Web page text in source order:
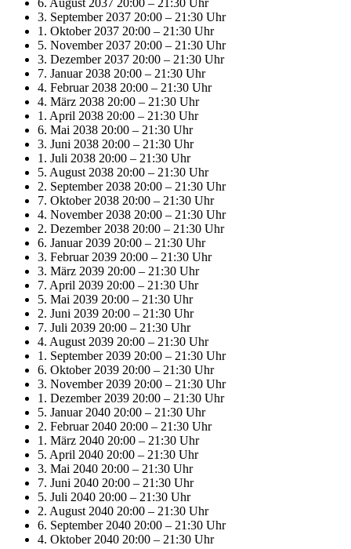
3. September 2037 20:00 – 21:30 Uhr
1. Oktober 2037 20:00 – 21:30 Uhr
5. November 2037 20:00 – 21:30 Uhr
3. Dezember 2037 20:00 – 21:30 Uhr
7. Januar 2038 20:00 – 21:30 Uhr
4. Februar 2038 20:00 – 21:30 Uhr
4. März 2038 20:00 – 21:30 Uhr
1. April 2038 20:00 – 21:30 Uhr
6. Mai 2038 20:00 – 21:30 Uhr
3. Juni 2038 20:00 – 21:30 Uhr
1. Juli 2038 20:00 – 21:30 Uhr
5. August 2038 20:00 – 21:30 Uhr
2. September 2038 20:00 – 21:30 Uhr
7. Oktober 2038 20:00 – 21:30 Uhr
4. November 2038 20:00 – 21:30 Uhr
2. Dezember 2038 20:00 – 21:30 Uhr
6. Januar 2039 20:00 – 21:30 Uhr
3. Februar 2039 20:00 – 21:30 Uhr
3. März 2039 20:00 – 21:30 Uhr
7. April 2039 20:00 – 21:30 Uhr
5. Mai 2039 20:00 – 21:30 Uhr
2. Juni 2039 20:00 – 21:30 Uhr
7. Juli 2039 20:00 – 21:30 Uhr
4. August 2039 20:00 – 21:30 Uhr
1. September 2039 20:00 – 21:30 Uhr
6. Oktober 2039 20:00 – 21:30 Uhr
3. November 2039 20:00 – 21:30 Uhr
1. Dezember 2039 20:00 – 21:30 Uhr
5. Januar 2040 20:00 – 21:30 Uhr
2. Februar 2040 20:00 – 21:30 Uhr
1. März 2040 20:00 – 21:30 Uhr
5. April 2040 20:00 – 21:30 Uhr
3. Mai 2040 20:00 – 21:30 Uhr
7. Juni 2040 20:00 – 21:30 Uhr
5. Juli 2040 20:00 – 21:30 Uhr
2. August 2040 20:00 – 21:30 Uhr
6. September 2040 20:00 – 21:30 Uhr
4. Oktober 2040 20:00 – 21:30 Uhr